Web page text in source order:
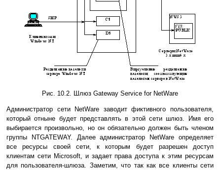
Рис. 10.2. Шлюз Gateway Service for NetWare
Администратор сети NetWare заводит фиктивного пользователя,
который отныне будет представлять в этой сети шлюз. Имя его
выбирается произвольно, но он обязательно должен быть членом
группы NTGATEWAY. Далее администратор NetWare определяет
все ресурсы своей сети, к которым будет разрешен доступ
клиентам сети Microsoft, и задает права доступа к этим ресурсам
для пользователя-шлюза. Заметим, что так как все клиенты сети